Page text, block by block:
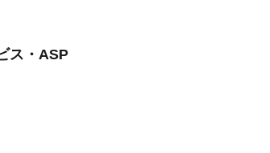
ス・ASP